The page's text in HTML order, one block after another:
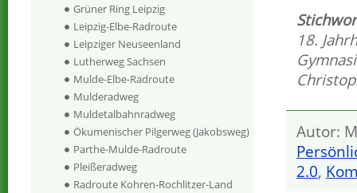
18.
Autor:
2.0,
Grüner Ring Leipzig
Leipzig-Elbe-Radroute
Leipziger Neuseenland
Lutherweg Sachsen
Mulde-Elbe-Radroute
Mulderadweg
Muldetalbahnradweg
Ökumenischer Pilgerweg (Jakobsweg)
Parthe-Mulde-Radroute
Pleißeradweg
Radroute Kohren-Rochlitzer-Land